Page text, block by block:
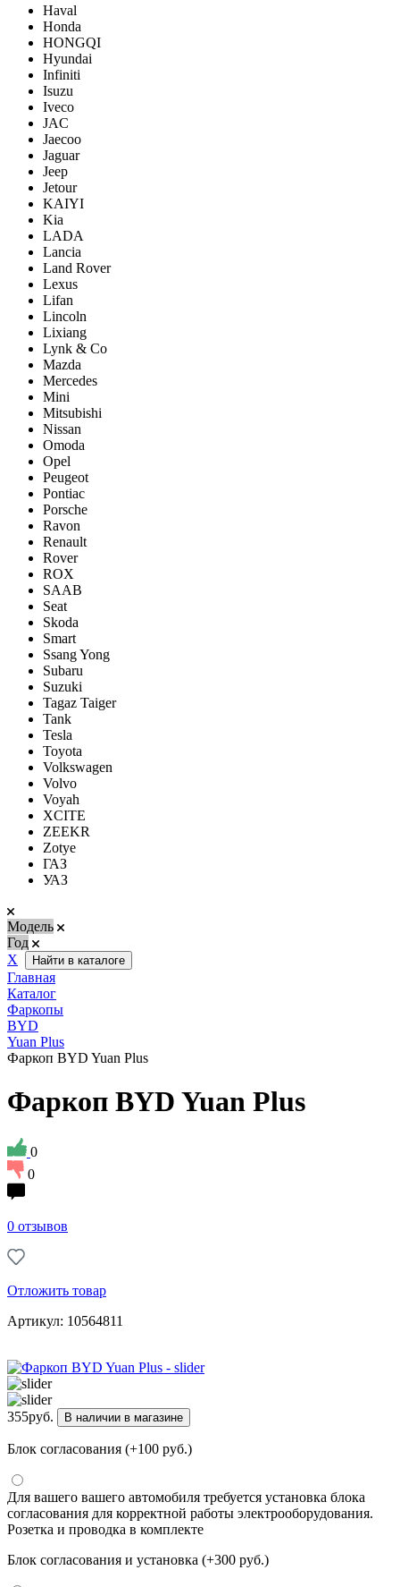
Haval
Honda
HONGQI
Hyundai
Infiniti
Isuzu
Iveco
JAC
Jaecoo
Jaguar
Jeep
Jetour
KAIYI
Kia
LADA
Lancia
Land Rover
Lexus
Lifan
Lincoln
Lixiang
Lynk & Co
Mazda
Mercedes
Mini
Mitsubishi
Nissan
Omoda
Opel
Peugeot
Pontiac
Porsсhe
Ravon
Renault
Rover
ROX
SAAB
Seat
Skoda
Smart
Ssang Yong
Subaru
Suzuki
Tagaz Taiger
Tank
Tesla
Toyota
Volkswagen
Volvo
Voyah
XCITE
ZEEKR
Zotye
ГАЗ
УАЗ
Модель
Год
Х
Найти в каталоге
Главная
Каталог
Фаркопы
BYD
Yuan Plus
Фаркоп BYD Yuan Plus
Фаркоп BYD Yuan Plus
0
0
0 отзывов
Отложить товар
Артикул: 10564811
355руб. В наличии в магазине
Блок согласования (+100 руб.)
Для вашего вашего автомобиля требуется установка блока
согласования для корректной работы электрооборудования.
Розетка и проводка в комплекте
Блок согласования и установка (+300 руб.)